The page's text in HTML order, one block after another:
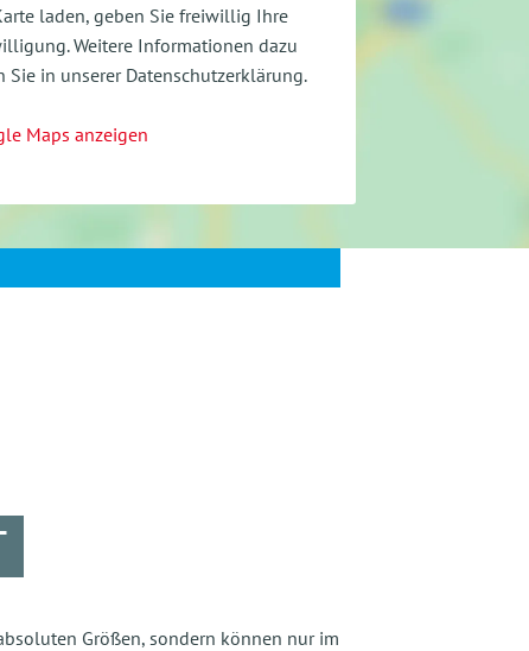
laden, geben Sie freiwillig Ihre
Weitere Informationen dazu
Sie in unserer Datenschutzerklärung.
Maps anzeigen
Größen, sondern können nur im